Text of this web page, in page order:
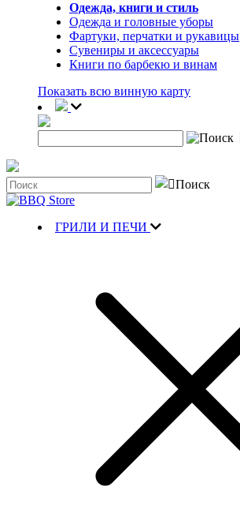
Одежда, книги и стиль
Одежда и головные уборы
Фартуки, перчатки и рукавицы
Сувениры и аксессуары
Книги по барбекю и винам
Показать всю винную карту
ГРИЛИ И ПЕЧИ